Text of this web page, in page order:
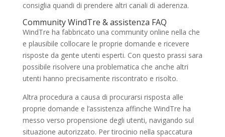
consiglia quandi di prendere altri canali di aderenza.
Community WindTre & assistenza FAQ
WindTre ha fabbricato una community online nella che
e plausibile collocare le proprie domande e ricevere
risposte da gente utenti esperti. Con questo prassi sara
possibile risolvere una problematica che anche altri
utenti hanno precisamente riscontrato e risolto.
Altra procedura a causa di procurarsi risposta alle
proprie domande e l’assistenza affinche WindTre ha
messo verso propensione degli utenti, navigando sul
situazione autorizzato. Per tirocinio nella spaccatura